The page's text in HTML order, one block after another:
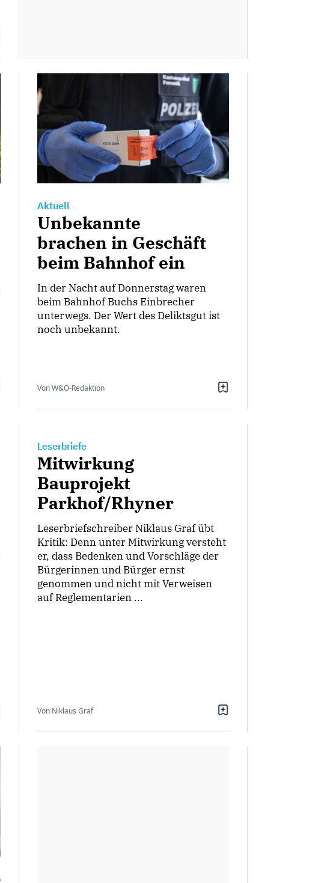
Aktuell
Unbekannte
brachen in Geschäft
beim Bahnhof ein
In der Nacht auf Donnerstag waren
beim Bahnhof Buchs Einbrecher
unterwegs. Der Wert des Deliktsgut ist
noch unbekannt.
Von W&O-Redaktion
Leserbriefe
Mitwirkung
Bauprojekt
Parkhof/Rhyner
Leserbriefschreiber Niklaus Graf übt
Kritik: Denn unter Mitwirkung versteht
er, dass Bedenken und Vorschläge der
Bürgerinnen und Bürger ernst
genommen und nicht mit Verweisen
auf Reglementarien ...
Von Niklaus Graf